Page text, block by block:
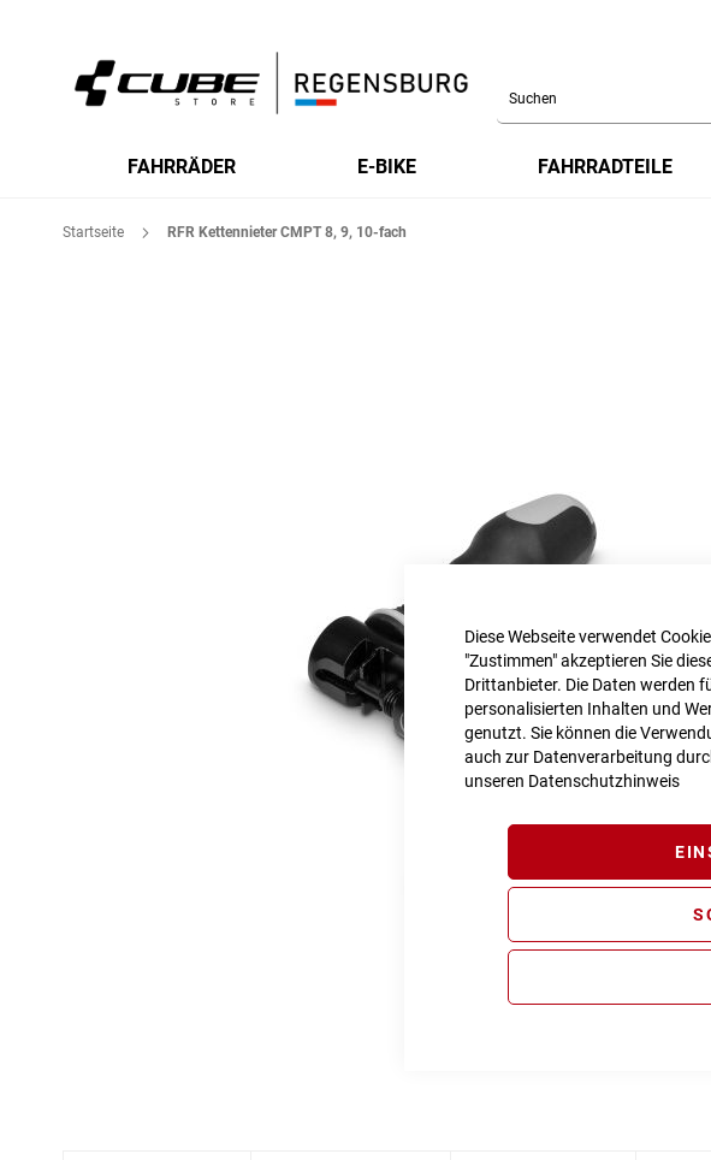
Diese Webseite verwendet
"Zustimmen" akzeptieren Sie
Drittanbieter. Die Daten werden
personalisierten Inhalten und
genutzt. Sie können die
auch zur Datenverarbeitung
unseren Datenschutzhinweis
Search
FAHRRÄDER E-BIKE FAHRRADTEILE
Startseite RFR Kettennieter CMPT 8, 9, 10-fach